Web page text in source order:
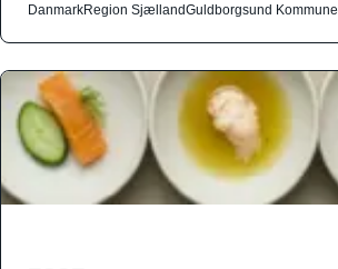
DanmarkRegion SjællandGuldborgsund Kommune